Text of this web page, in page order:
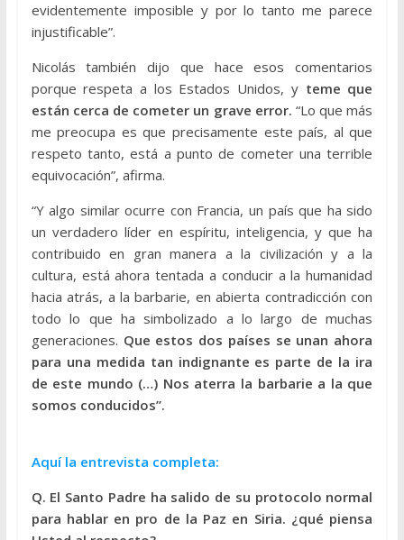
evidentemente imposible y por lo tanto me parece
injustificable”.
Nicolás también dijo que hace esos comentarios
porque respeta a los Estados Unidos, y teme que
están cerca de cometer un grave error. “Lo que más
me preocupa es que precisamente este país, al que
respeto tanto, está a punto de cometer una terrible
equivocación”, afirma.
“Y algo similar ocurre con Francia, un país que ha sido
un verdadero líder en espíritu, inteligencia, y que ha
contribuido en gran manera a la civilización y a la
cultura, está ahora tentada a conducir a la humanidad
hacia atrás, a la barbarie, en abierta contradicción con
todo lo que ha simbolizado a lo largo de muchas
generaciones. Que estos dos países se unan ahora
para una medida tan indignante es parte de la ira
de este mundo (…) Nos aterra la barbarie a la que
somos conducidos”.
Aquí la entrevista completa:
Q. El Santo Padre ha salido de su protocolo normal
para hablar en pro de la Paz en Siria. ¿qué piensa